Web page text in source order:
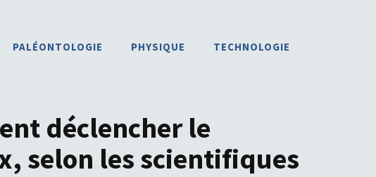
PALÉONTOLOGIE PHYSIQUE TECHNOLOGIE
déclencher le
selon les scientifiques